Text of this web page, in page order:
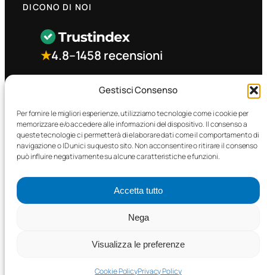
Gestisci Consenso
Per fornire le migliori esperienze, utilizziamo tecnologie come i cookie per
memorizzare e/o accedere alle informazioni del dispositivo. Il consenso a
queste tecnologie ci permetterà di elaborare dati come il comportamento di
navigazione o ID unici su questo sito. Non acconsentire o ritirare il consenso
può influire negativamente su alcune caratteristiche e funzioni.
Accetta tutto
Nega
Visualizza le preferenze
Cookie PolicyPrivacy Policy
DICONO DI NOI
★4.8–1458 recensioni
CONTATTO RAPIDO
Facebook
©2025 MTC Automotive s.r.l. . Tutti i diritti riservati. – P.I.